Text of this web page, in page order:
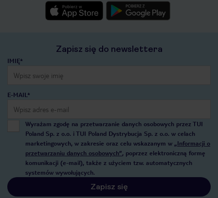
Zapisz się do newslettera
IMIĘ*
E-MAIL*
Wyrażam zgodę na przetwarzanie danych osobowych przez TUI
Poland Sp. z o.o. i TUI Poland Dystrybucja Sp. z o.o. w celach
marketingowych, w zakresie oraz celu wskazanym w „Informacji o
przetwarzaniu danych osobowych”, poprzez elektroniczną formę
komunikacji (e-mail), także z użyciem tzw. automatycznych
systemów wywołujących.
Zapisz się